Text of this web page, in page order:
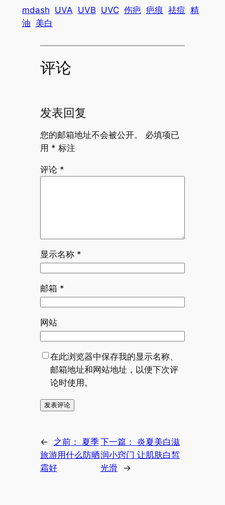
mdash UVA UVB UVC 伤疤 疤痕 祛痘 精
油 美白
评论
发表回复
您的邮箱地址不会被公开。
必填项已
用 * 标注
评论 *
显示名称 *
邮箱 *
网站
在此浏览器中保存我的显示名称、
邮箱地址和网站地址，以便下次评
论时使用。
← 之前： 夏季
旅游用什么防晒
霜好
下一篇：
炎夏美白滋
润小窍门 让肌肤白皙
光滑
→